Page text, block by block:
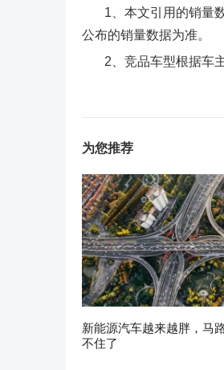
1、本文引用的销量数
公布的销量数据为准。
2、竞品车型根据车主
为您推荐
新能源汽车越来越胖，马
不住了